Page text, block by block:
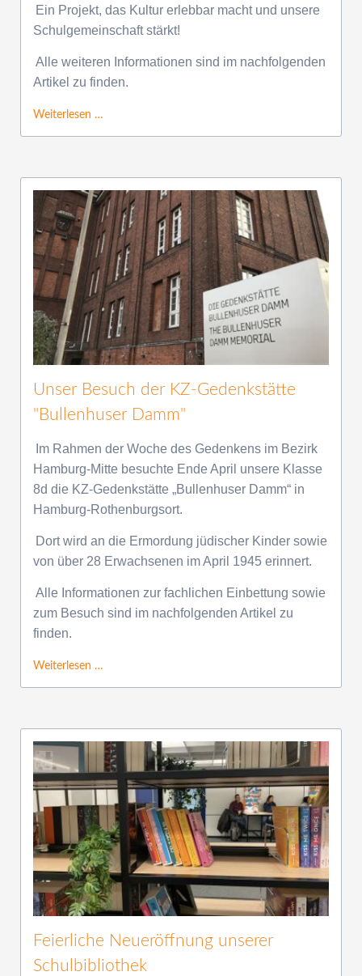
Ein Projekt, das Kultur erlebbar macht und unsere
Schulgemeinschaft stärkt!
Alle weiteren Informationen sind im nachfolgenden
Artikel zu finden.
Weiterlesen …
Unser Besuch der KZ-Gedenkstätte
"Bullenhuser Damm"
Im Rahmen der Woche des Gedenkens im Bezirk
Hamburg-Mitte besuchte Ende April unsere Klasse
8d die KZ-Gedenkstätte „Bullenhuser Damm“ in
Hamburg-Rothenburgsort.
Dort wird an die Ermordung jüdischer Kinder sowie
von über 28 Erwachsenen im April 1945 erinnert.
Alle Informationen zur fachlichen Einbettung sowie
zum Besuch sind im nachfolgenden Artikel zu
finden.
Weiterlesen …
Feierliche Neueröffnung unserer
Schulbibliothek